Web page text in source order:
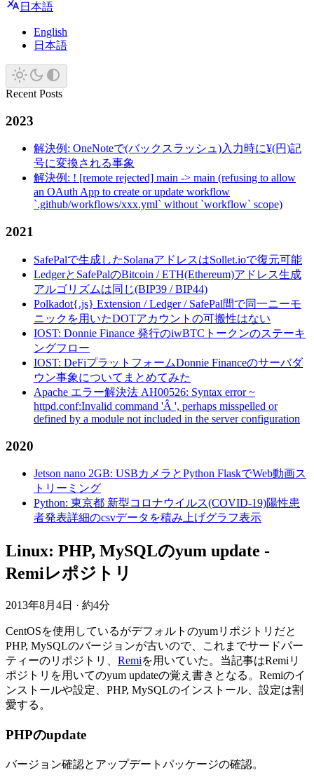
日本語
English
日本語
Recent Posts
2023
解決例: OneNoteで(バックスラッシュ)入力時に¥(円)記
号に変換される事象
解決例: ! [remote rejected] main -> main (refusing to allow
an OAuth App to create or update workflow
`.github/workflows/xxx.yml` without `workflow` scope)
2021
SafePalで生成したSolanaアドレスはSollet.ioで復元可能
LedgerとSafePalのBitcoin / ETH(Ethereum)アドレス生成
アルゴリズムは同じ(BIP39 / BIP44)
Polkadot{.js} Extension / Ledger / SafePal間で同一ニーモ
ニックを用いたDOTアカウントの可搬性はない
IOST: Donnie Finance 発行のiwBTCトークンのステーキ
ングフロー
IOST: DeFiプラットフォームDonnie Financeのサーバダ
ウン事象についてまとめてみた
Apache エラー解決法 AH00526: Syntax error ~
httpd.conf:Invalid command 'Â ', perhaps misspelled or
defined by a module not included in the server configuration
2020
Jetson nano 2GB: USBカメラとPython FlaskでWeb動画ス
トリーミング
Python: 東京都 新型コロナウイルス(COVID-19)陽性患
者発表詳細のcsvデータを積み上げグラフ表示
Linux: PHP, MySQLのyum update -
Remiレポジトリ
2013年8月4日 · 約4分
CentOSを使用しているがデフォルトのyumリポジトリだと
PHP, MySQLのバージョンが古いので、これまでサードパー
ティーのリポジトリ、 Remiを用いていた。当記事はRemiリ
ポジトリを用いてのyum updateの覚え書きとなる。Remiのイ
ンストールや設定、PHP, MySQLのインストール、設定は割
愛する。
PHPのupdate
バージョン確認とアップデートパッケージの確認。